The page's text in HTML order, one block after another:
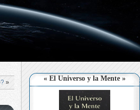
« El Universo y la Mente »
»